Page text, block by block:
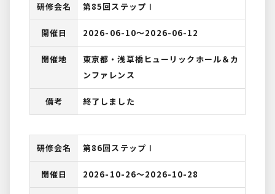
研修会名 第85回ステップⅠ
開催日 2026-06-10〜2026-06-12
開催地
東京都・浅草橋ヒューリックホール＆カ
ンファレンス
備考 終了しました
研修会名 第86回ステップⅠ
開催日 2026-10-26〜2026-10-28